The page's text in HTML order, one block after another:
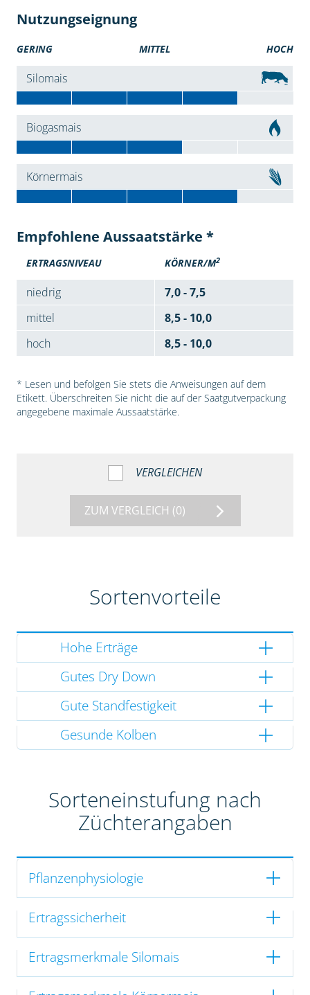
Nutzungseignung
GERING MITTEL HOCH
Silomais
Biogasmais
Körnermais
Empfohlene Aussaatstärke *
ERTRAGSNIVEAU KÖRNER/M2
niedrig
7,0 - 7,5
mittel
8,5 - 10,0
hoch
8,5 - 10,0
* Lesen und befolgen Sie stets die Anweisungen auf dem
Etikett. Überschreiten Sie nicht die auf der Saatgutverpackung
angegebene maximale Aussaatstärke.
VERGLEICHEN
ZUM VERGLEICH (0)
Sortenvorteile
Hohe Erträge
Gutes Dry Down
Gute Standfestigkeit
Gesunde Kolben
Sorteneinstufung nach
Züchterangaben
Pflanzenphysiologie
Ertragssicherheit
Ertragsmerkmale Silomais